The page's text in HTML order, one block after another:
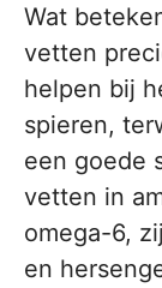
Wat
vetten
helpen bij
spieren,
een goede
vetten in
omega-6,
en